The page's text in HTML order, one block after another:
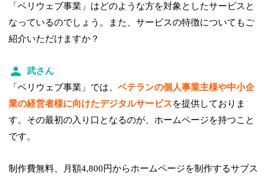
「ベリウェブ事業」はどのような方を対象としたサービスと
なっているのでしょう。また、サービスの特徴についてもご
紹介いただけますか？
武さん
「ベリウェブ事業」では、ベテランの個人事業主様や中小企
業の経営者様に向けたデジタルサービスを提供しておりま
す。その最初の入り口となるのが、ホームページを持つこと
です。
制作費無料、月額4,800円からホームページを制作するサブス